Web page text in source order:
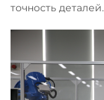
точность деталей.